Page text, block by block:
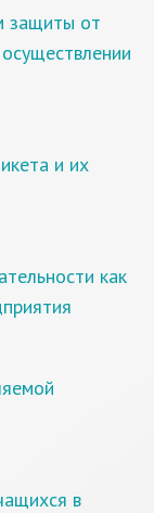
защиты от
и их
как
в